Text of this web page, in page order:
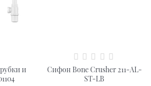
и
Сифон Bone Crusher 211-AL-
ST-LB